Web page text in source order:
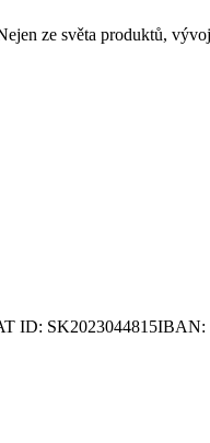
ze světa produktů,
ID: SK2023044815IBAN: